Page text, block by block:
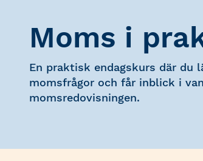
Moms i
En praktisk endagskurs där du
momsfrågor och får inblick i
momsredovisningen.